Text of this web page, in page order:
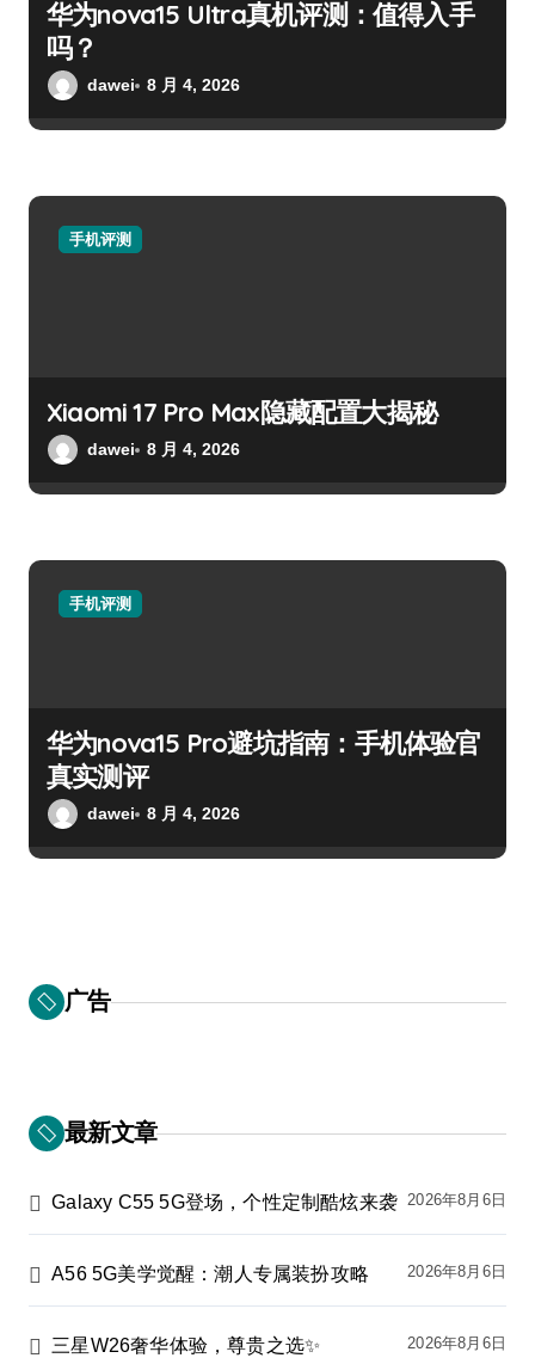
华为nova15 Ultra真机评测：值得入手
吗？
dawei 8 月 4, 2026
手机评测
Xiaomi 17 Pro Max隐藏配置大揭秘
dawei 8 月 4, 2026
手机评测
华为nova15 Pro避坑指南：手机体验官
真实测评
dawei 8 月 4, 2026
广告
最新文章
Galaxy C55 5G登场，个性定制酷炫来袭 2026年8月6日
A56 5G美学觉醒：潮人专属装扮攻略 2026年8月6日
三星W26奢华体验，尊贵之选✨ 2026年8月6日